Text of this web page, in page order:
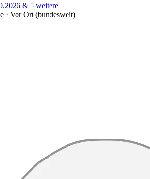
& 5 weitere
· Vor Ort (bundesweit)